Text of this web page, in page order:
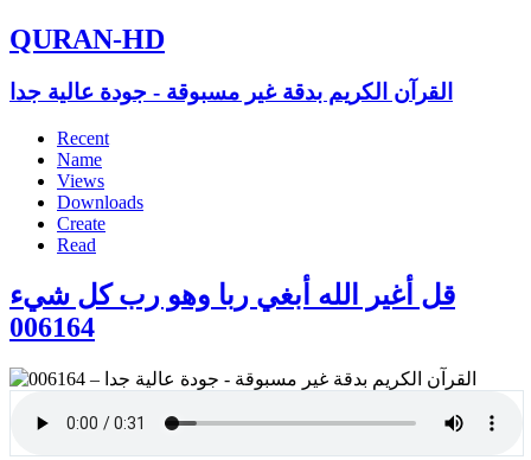
QURAN-HD
القرآن الكريم بدقة غير مسبوقة - جودة عالية جدا
Recent
Name
Views
Downloads
Create
Read
قل أغير الله أبغي ربا وهو رب كل شيء
006164